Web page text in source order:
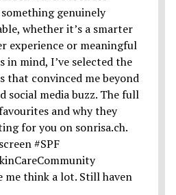
me think a lot. Still haven